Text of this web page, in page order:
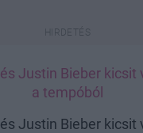
Justin Bieber kicsit
a tempóból
Justin Bieber kicsit